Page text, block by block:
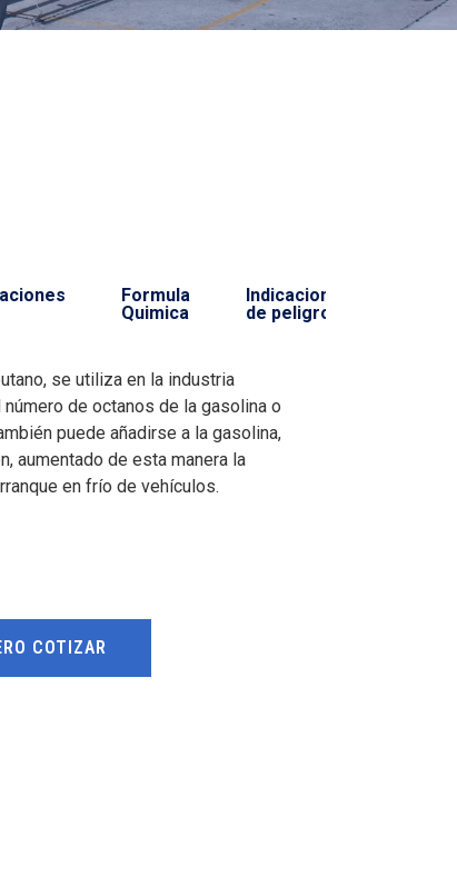
Formula
Quimica
Indicaciones
de peligro
se utiliza en la industria
de octanos de la gasolina o
puede añadirse a la gasolina,
aumentado de esta manera la
en frío de vehículos.
COTIZAR